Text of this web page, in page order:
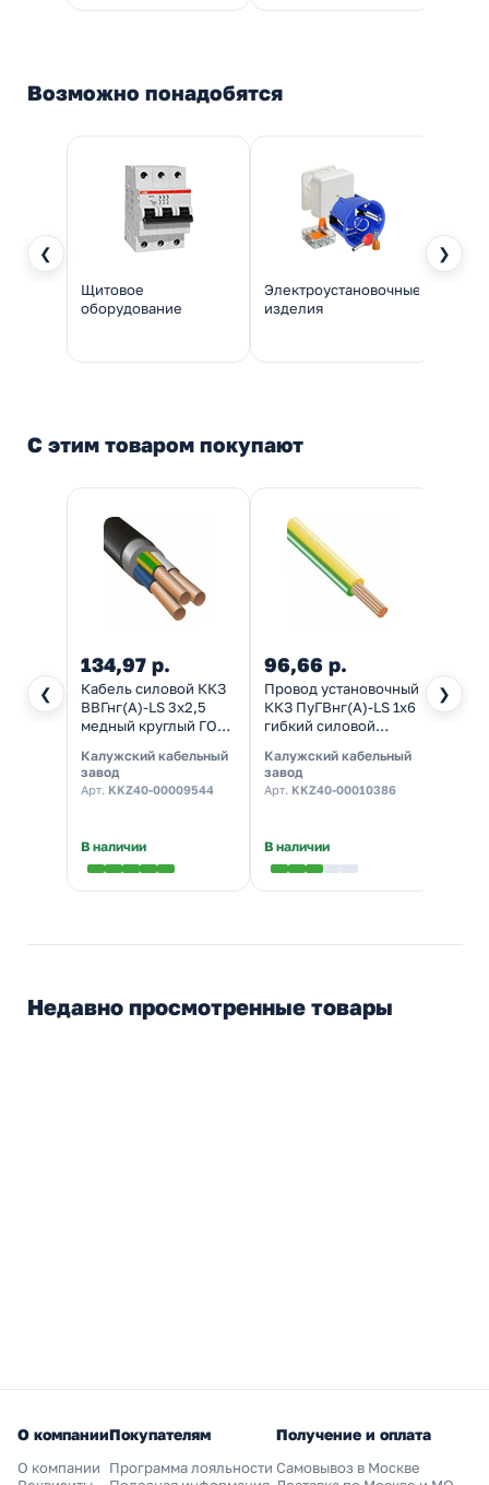
Возможно понадобятся
❮ ❯
Щитовое
оборудование
Электроустановочные
изделия
С этим товаром покупают
❮ ❯
134,97 р.
Кабель силовой ККЗ
ВВГнг(А)-LS 3х2,5
медный круглый ГОСТ
Калужский кабельный
завод
Арт. KKZ40-00009544
В наличии
96,66 р.
Провод установочный
ККЗ ПуГВнг(А)-LS 1х6
гибкий силовой
желто-зеленый ГОСТ
31947
Калужский кабельный
завод
Арт. KKZ40-00010386
В наличии
Недавно просмотренные товары
О компании
О компании
Покупателям
Программа лояльности
Получение и оплата
Самовывоз в Москве